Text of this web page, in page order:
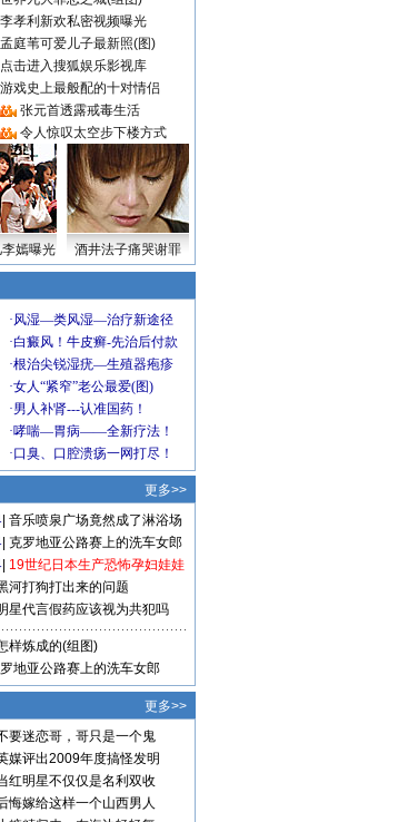
李孝利新欢私密视频曝光
孟庭苇可爱儿子最新照(图)
点击进入搜狐娱乐影视库
游戏史上最般配的十对情侣
张元首透露戒毒生活
令人惊叹太空步下楼方式
嫣曝光 酒井法子痛哭谢罪
更多>>
音乐喷泉广场竟然成了淋浴场
克罗地亚公路赛上的洗车女郎
19世纪日本生产恐怖孕妇娃娃
河打狗打出来的问题
星代言假药应该视为共犯吗
样炼成的(组图)
地亚公路赛上的洗车女郎
更多>>
要迷恋哥，哥只是一个鬼
媒评出2009年度搞怪发明
红明星不仅仅是名利双收
悔嫁给这样一个山西男人